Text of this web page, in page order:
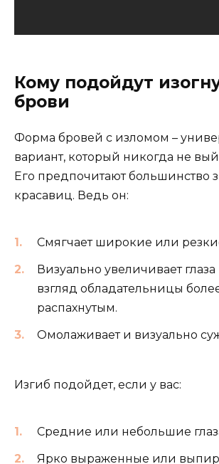
Кому подойдут
брови
Форма бровей с изломом –
вариант, который никогда не
Его предпочитают большинство
красавиц. Ведь он:
Смягчает широкие или
Визуально увеличивает
взгляд обладательницы
распахнутым.
Омолаживает и визуально
Изгиб подойдет, если у вас:
Средние или небольшие
Ярко выраженные или